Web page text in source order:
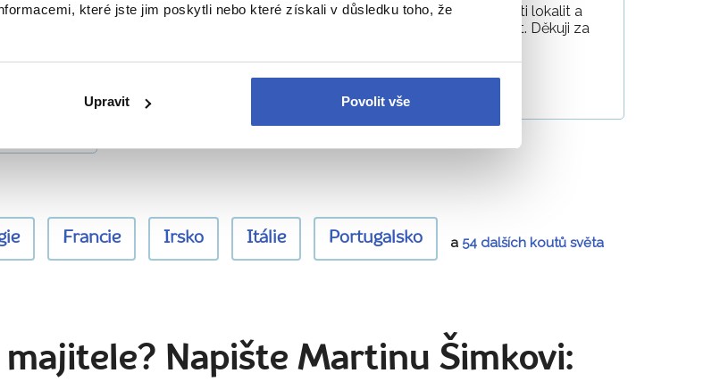
které jste jim poskytli nebo které získali v důsledku toho, že
Upravit Povolit vše
Byli
pokud to
pomocí
Příjemné vystupování, pohodový přístup, široké znalosti lokalit a
ochota pomoct, zodpovědět každou otázku a vyhovět. Děkuji za
Jana Brozova 4. 7. 2024
Janou Laníkovou
Francie Irsko Itálie Portugalsko a 54 dalších koutů světa
Napište Martinu Šimkovi: